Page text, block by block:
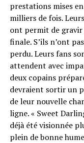
prestations mises
milliers de fois.
ont permit de gravir
finale. S’ils n’ont
perdu. Leurs fans
attendent avec
deux copains
devraient sortir un
de leur nouvelle
ligne. « Sweet
déjà été visionnée
plein de bonne